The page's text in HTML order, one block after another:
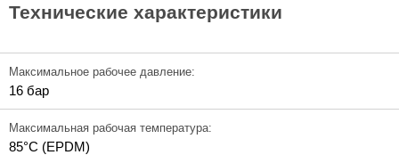
Технические характеристики
Максимальное рабочее давление:
16 бар
Максимальная рабочая температура:
85°C (EPDM)